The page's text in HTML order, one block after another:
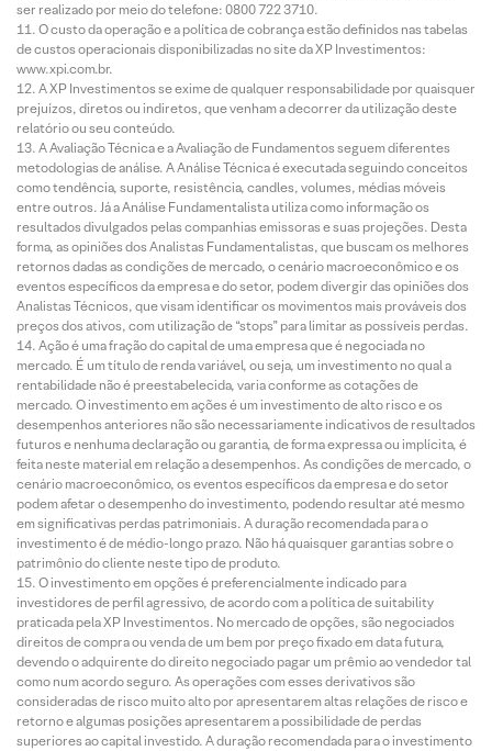
ser realizado por meio do telefone: 0800 722 3710.
O custo da operação e a política de cobrança estão definidos nas tabelas
de custos operacionais disponibilizadas no site da XP Investimentos:
www.xpi.com.br.
A XP Investimentos se exime de qualquer responsabilidade por quaisquer
prejuízos, diretos ou indiretos, que venham a decorrer da utilização deste
relatório ou seu conteúdo.
A Avaliação Técnica e a Avaliação de Fundamentos seguem diferentes
metodologias de análise. A Análise Técnica é executada seguindo conceitos
como tendência, suporte, resistência, candles, volumes, médias móveis
entre outros. Já a Análise Fundamentalista utiliza como informação os
resultados divulgados pelas companhias emissoras e suas projeções. Desta
forma, as opiniões dos Analistas Fundamentalistas, que buscam os melhores
retornos dadas as condições de mercado, o cenário macroeconômico e os
eventos específicos da empresa e do setor, podem divergir das opiniões dos
Analistas Técnicos, que visam identificar os movimentos mais prováveis dos
preços dos ativos, com utilização de “stops” para limitar as possíveis perdas.
Ação é uma fração do capital de uma empresa que é negociada no
mercado. É um título de renda variável, ou seja, um investimento no qual a
rentabilidade não é preestabelecida, varia conforme as cotações de
mercado. O investimento em ações é um investimento de alto risco e os
desempenhos anteriores não são necessariamente indicativos de resultados
futuros e nenhuma declaração ou garantia, de forma expressa ou implícita, é
feita neste material em relação a desempenhos. As condições de mercado, o
cenário macroeconômico, os eventos específicos da empresa e do setor
podem afetar o desempenho do investimento, podendo resultar até mesmo
em significativas perdas patrimoniais. A duração recomendada para o
investimento é de médio-longo prazo. Não há quaisquer garantias sobre o
patrimônio do cliente neste tipo de produto.
O investimento em opções é preferencialmente indicado para
investidores de perfil agressivo, de acordo com a política de suitability
praticada pela XP Investimentos. No mercado de opções, são negociados
direitos de compra ou venda de um bem por preço fixado em data futura,
devendo o adquirente do direito negociado pagar um prêmio ao vendedor tal
como num acordo seguro. As operações com esses derivativos são
consideradas de risco muito alto por apresentarem altas relações de risco e
retorno e algumas posições apresentarem a possibilidade de perdas
superiores ao capital investido. A duração recomendada para o investimento